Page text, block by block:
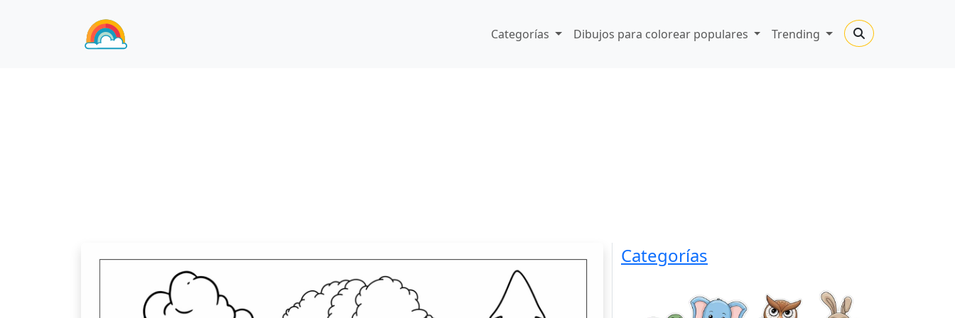
Categorías Dibujos para colorear populares Trending
Categorías